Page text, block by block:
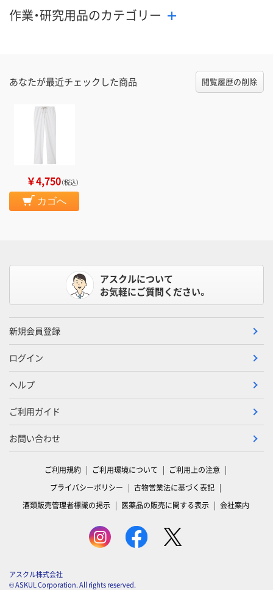
作業・研究用品のカテゴリー
あなたが最近チェックした商品 閲覧履歴の削除
￥4,750（税込）
カゴへ
アスクルについて
お気軽にご質問ください。
新規会員登録
ログイン
ヘルプ
ご利用ガイド
お問い合わせ
ご利用規約 ご利用環境について
ご利用上の注意
プライバシーポリシー
古物営業法に基づく表記
酒類販売管理者標識の掲示
医薬品の販売に関する表示 会社案内
アスクル株式会社
© ASKUL Corporation. All rights reserved.